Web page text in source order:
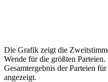
Die Grafik zeigt die
Wende für die größten
Gesamtergebnis der Parteien
angezeigt.